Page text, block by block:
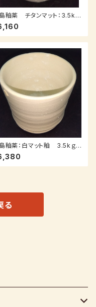
釉薬 チタンマット：3.5kｇ
料込み：レターパックプラス）
釉薬：白マット釉 3.5kｇ
料込み：レターパックプラス）
る